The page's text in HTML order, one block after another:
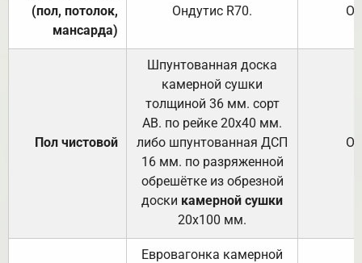
(пол, потолок,
мансарда)
Ондутис R70.
Пол чистовой
Шпунтованная доска
камерной сушки
толщиной 36 мм. сорт
АВ. по рейке 20х40 мм.
либо шпунтованная ДСП
16 мм. по разряженной
обрешётке из обрезной
доски камерной сушки
20х100 мм.
Евровагонка камерной